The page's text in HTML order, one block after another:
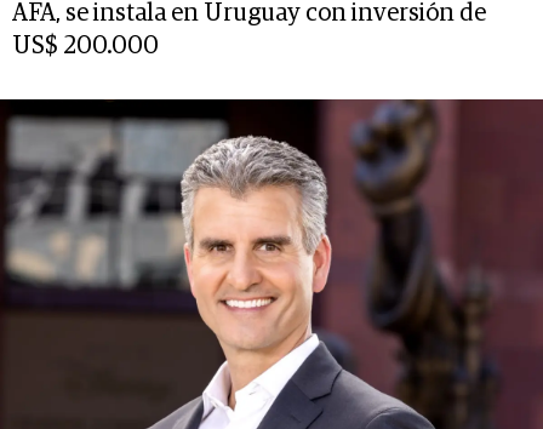
AFA, se instala en Uruguay con inversión de
US$ 200.000